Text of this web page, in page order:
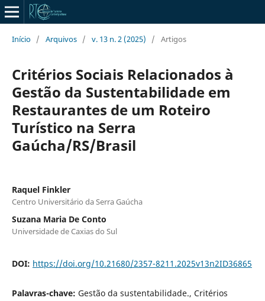
Início / Arquivos / v. 13 n. 2 (2025) / Artigos
Critérios Sociais Relacionados à
Gestão da Sustentabilidade em
Restaurantes de um Roteiro
Turístico na Serra
Gaúcha/RS/Brasil
Raquel Finkler
Centro Universitário da Serra Gaúcha
Suzana Maria De Conto
Universidade de Caxias do Sul
DOI: https://doi.org/10.21680/2357-8211.2025v13n2ID36865
Palavras-chave: Gestão da sustentabilidade., Critérios